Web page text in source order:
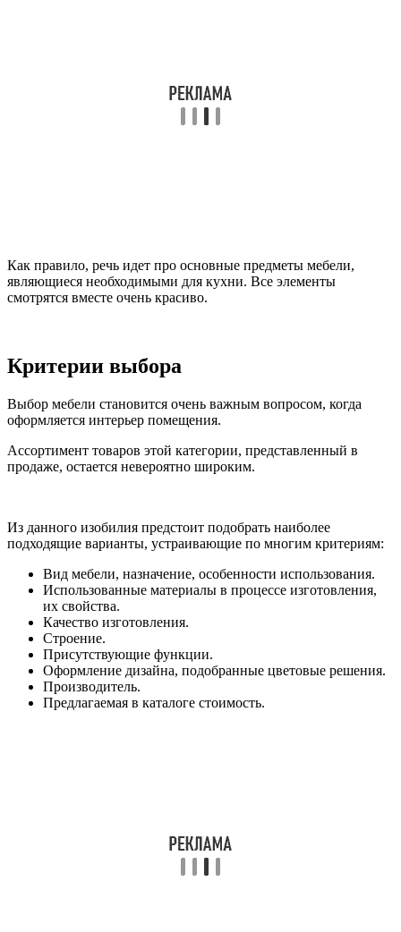
Как правило, речь идет про основные предметы мебели,
являющиеся необходимыми для кухни. Все элементы
смотрятся вместе очень красиво.
Критерии выбора
Выбор мебели становится очень важным вопросом, когда
оформляется интерьер помещения.
Ассортимент товаров этой категории, представленный в
продаже, остается невероятно широким.
Из данного изобилия предстоит подобрать наиболее
подходящие варианты, устраивающие по многим критериям:
Вид мебели, назначение, особенности использования.
Использованные материалы в процессе изготовления,
их свойства.
Качество изготовления.
Строение.
Присутствующие функции.
Оформление дизайна, подобранные цветовые решения.
Производитель.
Предлагаемая в каталоге стоимость.